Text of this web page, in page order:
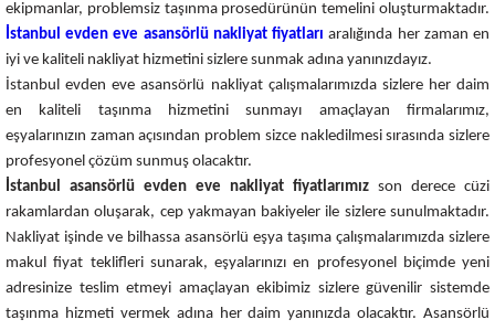
ekipmanlar, problemsiz taşınma prosedürünün temelini oluşturmaktadır.
İstanbul evden eve asansörlü nakliyat fiyatları aralığında her zaman en
iyi ve kaliteli nakliyat hizmetini sizlere sunmak adına yanınızdayız.
İstanbul evden eve asansörlü nakliyat çalışmalarımızda sizlere her daim
en kaliteli taşınma hizmetini sunmayı amaçlayan firmalarımız,
eşyalarınızın zaman açısından problem sizce nakledilmesi sırasında sizlere
profesyonel çözüm sunmuş olacaktır.
İstanbul asansörlü evden eve nakliyat fiyatlarımız son derece cüzi
rakamlardan oluşarak, cep yakmayan bakiyeler ile sizlere sunulmaktadır.
Nakliyat işinde ve bilhassa asansörlü eşya taşıma çalışmalarımızda sizlere
makul fiyat teklifleri sunarak, eşyalarınızı en profesyonel biçimde yeni
adresinize teslim etmeyi amaçlayan ekibimiz sizlere güvenilir sistemde
taşınma hizmeti vermek adına her daim yanınızda olacaktır. Asansörlü